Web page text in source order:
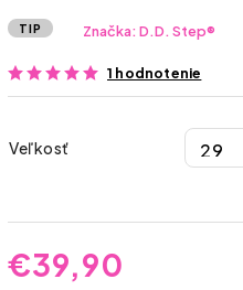
TIP
1 hodnotenie
Značka:D.D. Step®
Veľkosť
€39,90